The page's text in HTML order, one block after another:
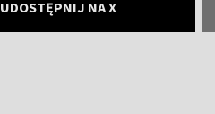
UDOSTĘPNIJ NA X